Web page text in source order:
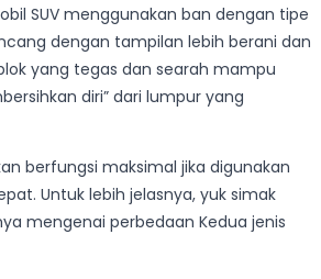
SUV menggunakan ban dengan tipe
dengan tampilan lebih berani dan
yang tegas dan searah mampu
diri” dari lumpur yang
berfungsi maksimal jika digunakan
Untuk lebih jelasnya, yuk simak
mengenai perbedaan Kedua jenis